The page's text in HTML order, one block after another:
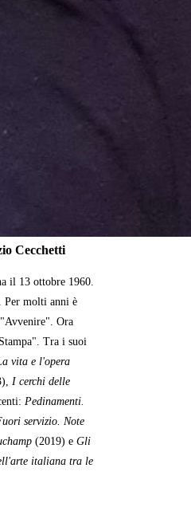
Cecchetti
il 13 ottobre 1960.
Per molti anni è
Ora
Tra i suoi
vita e l'opera
I cerchi delle
Pedinamenti.
servizio. Note
(2019) e Gli
italiana tra le